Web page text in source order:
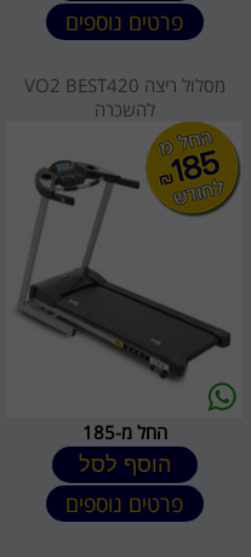
פרטים נוספים
מסלול ריצה VO2 BEST420
להשכרה
החל מ-185
הוסף לסל
פרטים נוספים